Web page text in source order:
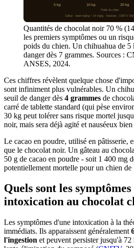
5 kg 10 kg 20 kg
Poids du chien
Calcul : seuil mg/kg ÷ 14 mg/g · Sources : CNITV
Quantités de chocolat noir 70 %
les premiers symptômes ou un
poids du chien. Un chihuahua de 5
danger dès 7 grammes. Sources :
ANSES, 2024.
Ces chiffres révèlent quelque chose
sont infiniment plus vulnérables. Un
seuil de danger dès 4 grammes de
carré de tablette standard (qui pèse
30 kg peut tolérer sans risque mortel
noir, mais sera déjà agité et nauséeux
Le cacao en poudre, utilisé en pâtisserie,
que le chocolat noir. Un gâteau au
50 g de cacao en poudre - soit 1 400 mg
potentiellement mortelle pour un chien de
Quels sont les
intoxication au chocolat
Les symptômes d'une intoxication à la
immédiats. Ils apparaissent généralement
l'ingestion et peuvent persister jusqu'à 72